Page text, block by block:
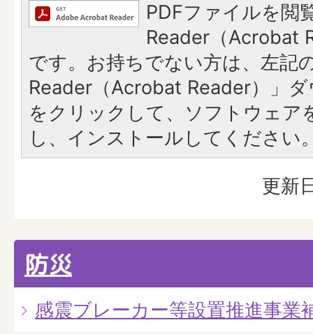
PDFファイルを閲
Reader（Acrobat
です。お持ちでない方は、左記
Reader（Acrobat Reader）」
をクリックして、ソフトウェア
し、インストールしてください
更新
防災
感震ブレーカー等設置推進事業